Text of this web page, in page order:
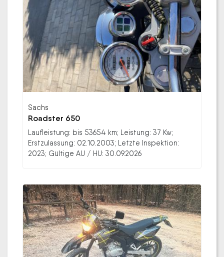
Sachs
Roadster 650
Laufleistung: bis 53654 km; Leistung: 37 Kw;
Erstzulassung: 02.10.2003; Letzte Inspektion:
2023; Gültige AU / HU: 30.09.2026